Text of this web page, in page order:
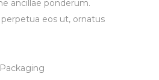
ancillae ponderum.
eos ut, ornatus
Packaging